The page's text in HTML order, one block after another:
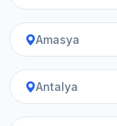
Amasya
Antalya